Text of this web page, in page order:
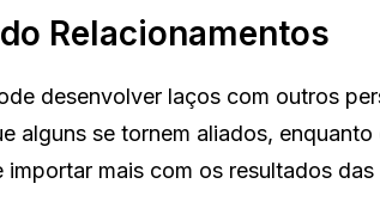
Relacionamentos
desenvolver laços com outros
alguns se tornem aliados,
mais com os resultados das